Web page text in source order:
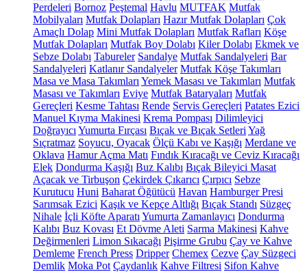
Perdeleri Bornoz Peştemal Havlu MUTFAK Mutfak
Mobilyaları Mutfak Dolapları Hazır Mutfak Dolapları Çok
Amaçlı Dolap Mini Mutfak Dolapları Mutfak Rafları Köşe
Mutfak Dolapları Mutfak Boy Dolabı Kiler Dolabı Ekmek ve
Sebze Dolabı Tabureler Sandalye Mutfak Sandalyeleri Bar
Sandalyeleri Katlanır Sandalyeler Mutfak Köşe Takımları
Masa ve Masa Takımları Yemek Masası ve Takımları Mutfak
Masası ve Takımları Eviye Mutfak Bataryaları Mutfak
Gereçleri Kesme Tahtası Rende Servis Gereçleri Patates Ezici
Manuel Kıyma Makinesi Krema Pompası Dilimleyici
Doğrayıcı Yumurta Fırçası Bıçak ve Bıçak Setleri Yağ
Sıçratmaz Soyucu, Oyacak Ölçü Kabı ve Kaşığı Merdane ve
Oklava Hamur Açma Matı Fındık Kıracağı ve Ceviz Kıracağı
Elek Dondurma Kaşığı Buz Kalıbı Bıçak Bileyici Masat
Açacak ve Tirbuşon Çekirdek Çıkarıcı Çırpıcı Sebze
Kurutucu Huni Baharat Öğütücü Havan Hamburger Presi
Sarımsak Ezici Kaşık ve Kepçe Altlığı Bıçak Standı Süzgeç
Nihale İçli Köfte Aparatı Yumurta Zamanlayıcı Dondurma
Kalıbı Buz Kovası Et Dövme Aleti Sarma Makinesi Kahve
Değirmenleri Limon Sıkacağı Pişirme Grubu Çay ve Kahve
Demleme French Press Dripper Chemex Cezve Çay Süzgeci
Demlik Moka Pot Çaydanlık Kahve Filtresi Sifon Kahve